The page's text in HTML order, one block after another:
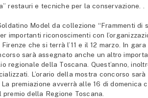
restauri e tecniche per la conservazione. .
Model da collezione “Frammenti di
importanti riconoscimenti con
che si terrà l’11 e il 12 marzo. In
sarà assegnato anche un altro
della Toscana. Quest’anno,
L’orario della mostra concorso sarà
premiazione avverrà alle 16 di domenica
della Regione Toscana.